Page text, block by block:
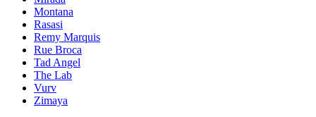
Montana
Rasasi
Remy Marquis
Rue Broca
Tad Angel
The Lab
Vurv
Zimaya